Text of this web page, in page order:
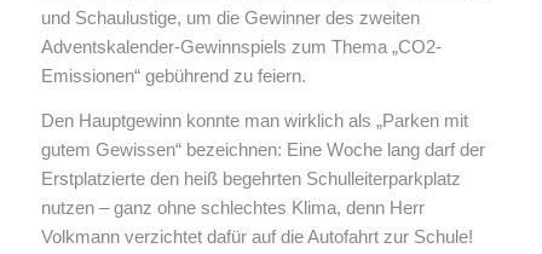
und Schaulustige, um die Gewinner des zweiten
Adventskalender-Gewinnspiels zum Thema „CO2-
Emissionen“ gebührend zu feiern.
Den Hauptgewinn konnte man wirklich als „Parken mit
gutem Gewissen“ bezeichnen: Eine Woche lang darf der
Erstplatzierte den heiß begehrten Schulleiterparkplatz
nutzen – ganz ohne schlechtes Klima, denn Herr
Volkmann verzichtet dafür auf die Autofahrt zur Schule!